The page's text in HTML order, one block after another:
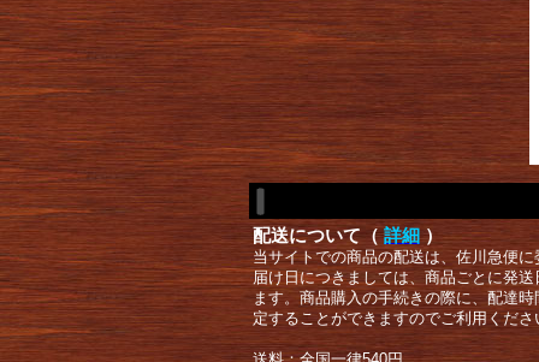
配送について（ 詳細 ）
当サイトでの商品の配送は、佐川急便
届け日につきましては、商品ごとに発
ます。商品購入の手続きの際に、配達
定することができますのでご利用くださ